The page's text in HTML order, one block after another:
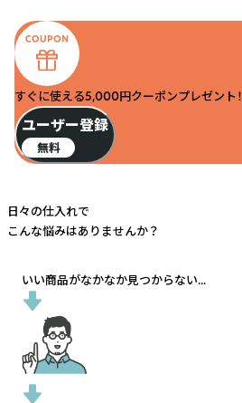
すぐに使える5,000円クーポンプレゼント！
ユーザー登録
無料
日々の仕入れで
こんな悩みはありませんか？
いい商品がなかなか見つからない...